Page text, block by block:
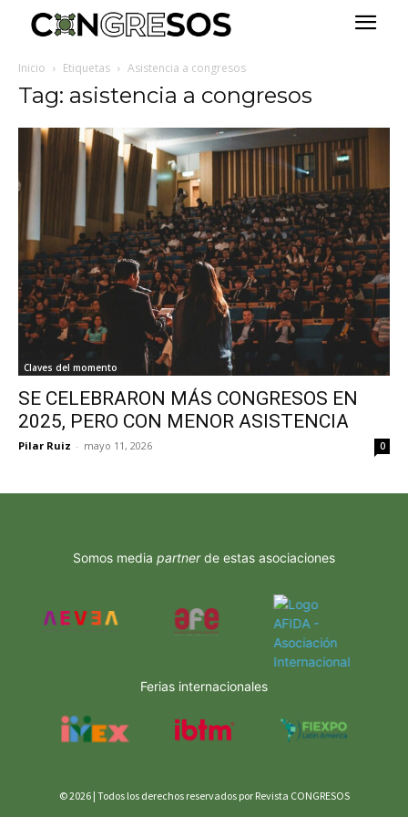
Inicio Etiquetas Asistencia a congresos
Tag: asistencia a congresos
Claves del momento
SE CELEBRARON MÁS CONGRESOS EN
2025, PERO CON MENOR ASISTENCIA
Pilar Ruiz - mayo 11, 2026 0
Somos media partnerde estas asociaciones
Ferias internacionales
© 2026 | Todos los derechos reservados por Revista CONGRESOS